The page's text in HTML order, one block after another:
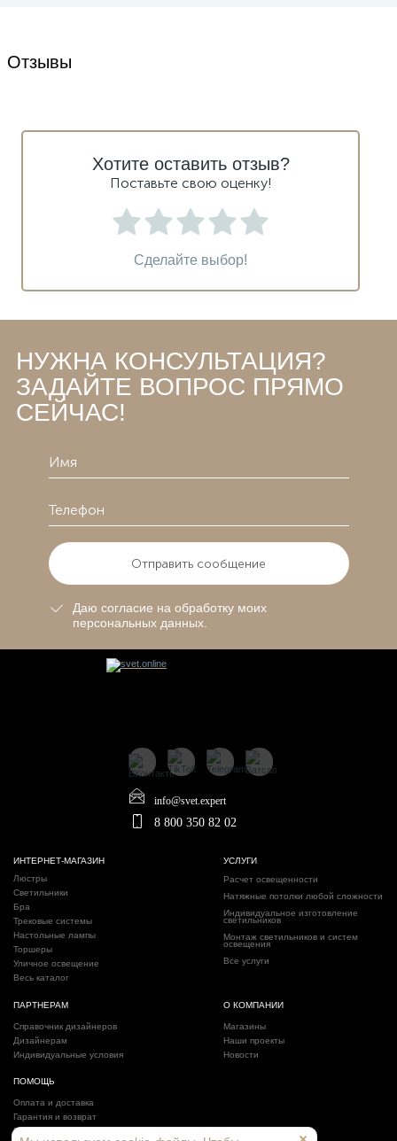
Отзывы
Хотите оставить отзыв?
Поставьте свою оценку!
Сделайте выбор!
НУЖНА КОНСУЛЬТАЦИЯ?
ЗАДАЙТЕ ВОПРОС ПРЯМО
СЕЙЧАС!
Отправить сообщение
Даю согласие на обработку моих
персональных данных.
info@svet.expert
8 800 350 82 02
ИНТЕРНЕТ-МАГАЗИН
Люстры
Светильники
Бра
Трековые системы
Настольные лампы
Торшеры
Уличное освещение
Весь каталог
УСЛУГИ
Расчет освещенности
Натяжные потолки любой сложности
Индивидуальное изготовление
светильников
Монтаж светильников и систем
освещения
Все услуги
О КОМПАНИИ
Магазины
Наши проекты
Новости
ПАРТНЕРАМ
Справочник дизайнеров
Дизайнерам
Индивидуальные условия
ПОМОЩЬ
Оплата и доставка
Гарантия и возврат
Политика конфиденциальности